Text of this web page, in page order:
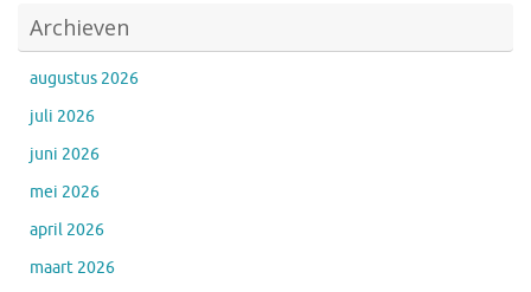
Archieven
augustus 2026
juli 2026
juni 2026
mei 2026
april 2026
maart 2026